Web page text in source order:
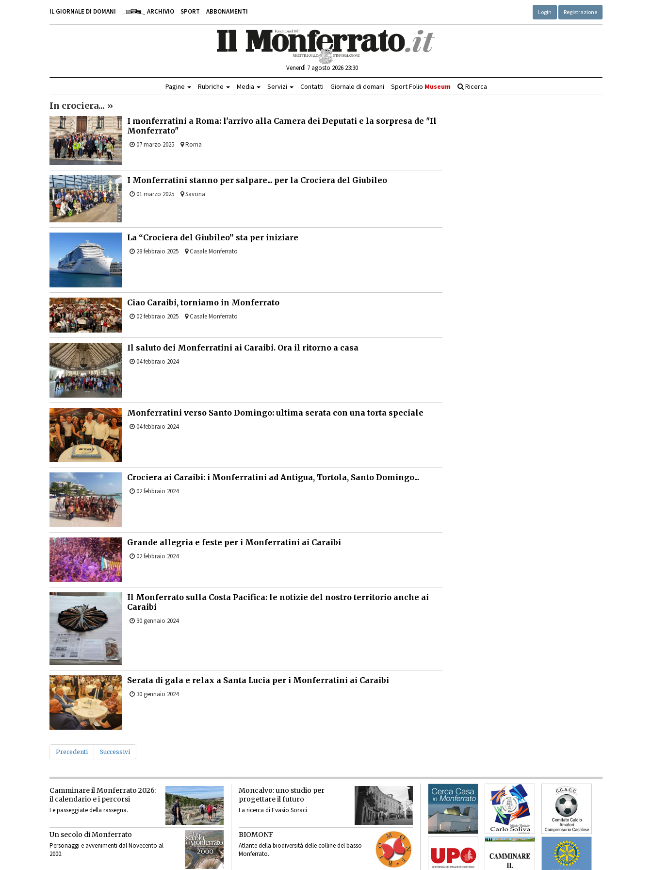
IL GIORNALE DI DOMANI ARCHIVIO SPORT ABBONAMENTI Login Registrazione
Venerdì 7 agosto 2026 23:30
Pagine Rubriche Media Servizi Contatti Giornale di domani Sport Folio Museum Ricerca
In crociera... »
I monferratini a Roma: l'arrivo alla Camera dei Deputati e la sorpresa de "Il
Monferrato"
07 marzo 2025 Roma
I Monferratini stanno per salpare... per la Crociera del Giubileo
01 marzo 2025 Savona
La “Crociera del Giubileo” sta per iniziare
28 febbraio 2025 Casale Monferrato
Ciao Caraibi, torniamo in Monferrato
02 febbraio 2025 Casale Monferrato
Il saluto dei Monferratini ai Caraibi. Ora il ritorno a casa
04 febbraio 2024
Monferratini verso Santo Domingo: ultima serata con una torta speciale
04 febbraio 2024
Crociera ai Caraibi: i Monferratini ad Antigua, Tortola, Santo Domingo...
02 febbraio 2024
Grande allegria e feste per i Monferratini ai Caraibi
02 febbraio 2024
Il Monferrato sulla Costa Pacifica: le notizie del nostro territorio anche ai
Caraibi
30 gennaio 2024
Serata di gala e relax a Santa Lucia per i Monferratini ai Caraibi
30 gennaio 2024
Precedenti Successivi
Camminare il Monferrato 2026:
il calendario e i percorsi
Le passeggiate della rassegna.
Un secolo di Monferrato
Personaggi e avvenimenti dal Novecento al
2000.
Moncalvo: uno studio per
progettare il futuro
La ricerca di Evasio Soraci
BIOMONF
Atlante della biodiversità delle colline del basso
Monferrato.